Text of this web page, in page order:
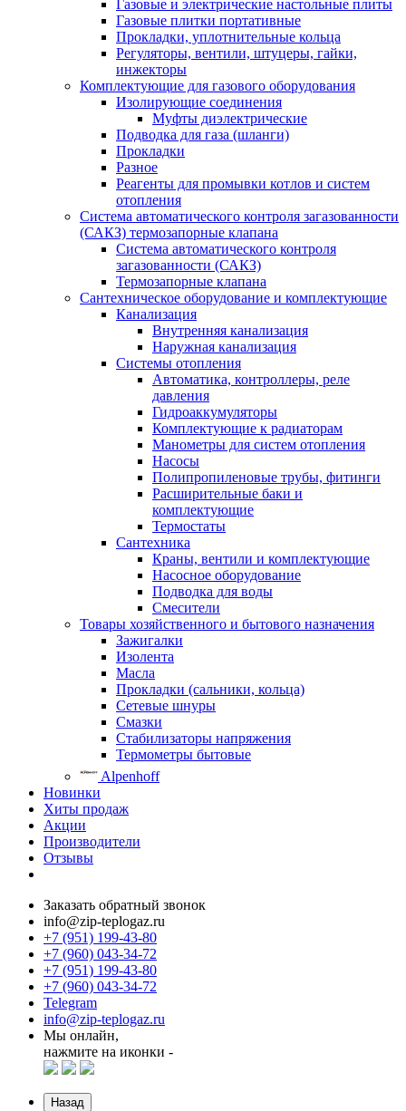
Газовые и электрические настольные плиты
Газовые плитки портативные
Прокладки, уплотнительные кольца
Регуляторы, вентили, штуцеры, гайки,
инжекторы
Комплектующие для газового оборудования
Изолирующие соединения
Муфты диэлектрические
Подводка для газа (шланги)
Прокладки
Разное
Реагенты для промывки котлов и систем
отопления
Система автоматического контроля загазованности
(САКЗ) термозапорные клапана
Система автоматического контроля
загазованности (САКЗ)
Термозапорные клапана
Сантехническое оборудование и комплектующие
Канализация
Внутренняя канализация
Наружная канализация
Системы отопления
Автоматика, контроллеры, реле
давления
Гидроаккумуляторы
Комплектующие к радиаторам
Манометры для систем отопления
Насосы
Полипропиленовые трубы, фитинги
Расширительные баки и
комплектующие
Термостаты
Сантехника
Краны, вентили и комплектующие
Насосное оборудование
Подводка для воды
Смесители
Товары хозяйственного и бытового назначения
Зажигалки
Изолента
Масла
Прокладки (сальники, кольца)
Сетевые шнуры
Смазки
Стабилизаторы напряжения
Термометры бытовые
Alpenhoff
Новинки
Хиты продаж
Акции
Производители
Отзывы
Заказать обратный звонок
info@zip-teplogaz.ru
+7 (951) 199-43-80
+7 (960) 043-34-72
+7 (951) 199-43-80
+7 (960) 043-34-72
Telegram
info@zip-teplogaz.ru
Мы онлайн,
нажмите на иконки -
Назад